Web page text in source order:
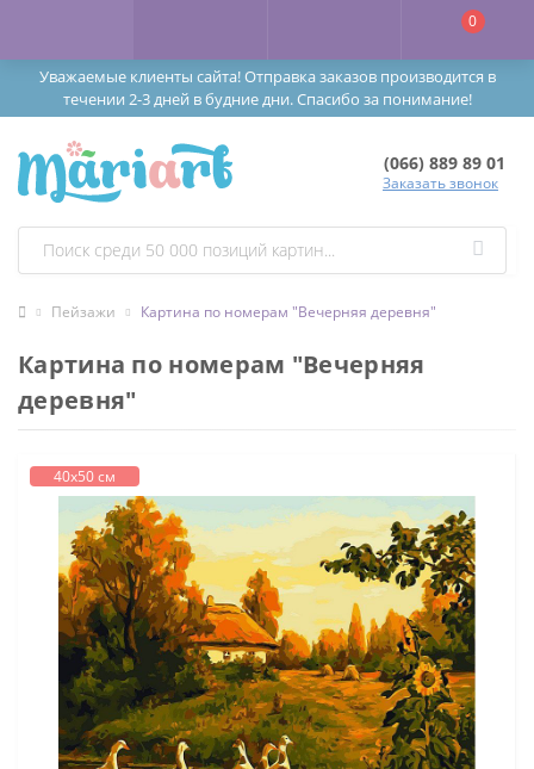
Уважаемые клиенты сайта! Отправка заказов производится в
течении 2-3 дней в будние дни. Спасибо за понимание!
0
(066) 889 89 01
Заказать звонок
Пейзажи Картина по номерам "Вечерняя деревня"
Картина по номерам "Вечерняя
деревня"
40х50 см